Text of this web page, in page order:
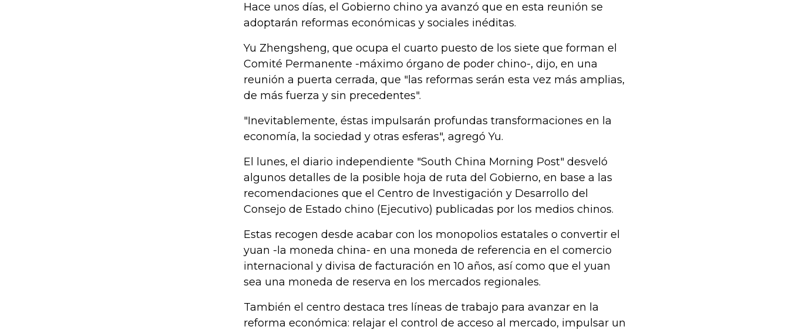
Hace unos días, el Gobierno chino ya avanzó que en esta reunión se
adoptarán reformas económicas y sociales inéditas.
Yu Zhengsheng, que ocupa el cuarto puesto de los siete que forman el
Comité Permanente -máximo órgano de poder chino-, dijo, en una
reunión a puerta cerrada, que "las reformas serán esta vez más amplias,
de más fuerza y sin precedentes".
"Inevitablemente, éstas impulsarán profundas transformaciones en la
economía, la sociedad y otras esferas", agregó Yu.
El lunes, el diario independiente "South China Morning Post" desveló
algunos detalles de la posible hoja de ruta del Gobierno, en base a las
recomendaciones que el Centro de Investigación y Desarrollo del
Consejo de Estado chino (Ejecutivo) publicadas por los medios chinos.
Estas recogen desde acabar con los monopolios estatales o convertir el
yuan -la moneda china- en una moneda de referencia en el comercio
internacional y divisa de facturación en 10 años, así como que el yuan
sea una moneda de reserva en los mercados regionales.
También el centro destaca tres líneas de trabajo para avanzar en la
reforma económica: relajar el control de acceso al mercado, impulsar un